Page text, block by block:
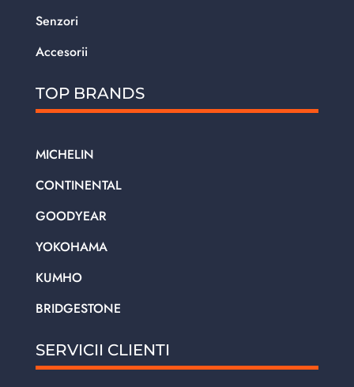
Senzori
Accesorii
TOP BRANDS
MICHELIN
CONTINENTAL
GOODYEAR
YOKOHAMA
KUMHO
BRIDGESTONE
SERVICII CLIENTI